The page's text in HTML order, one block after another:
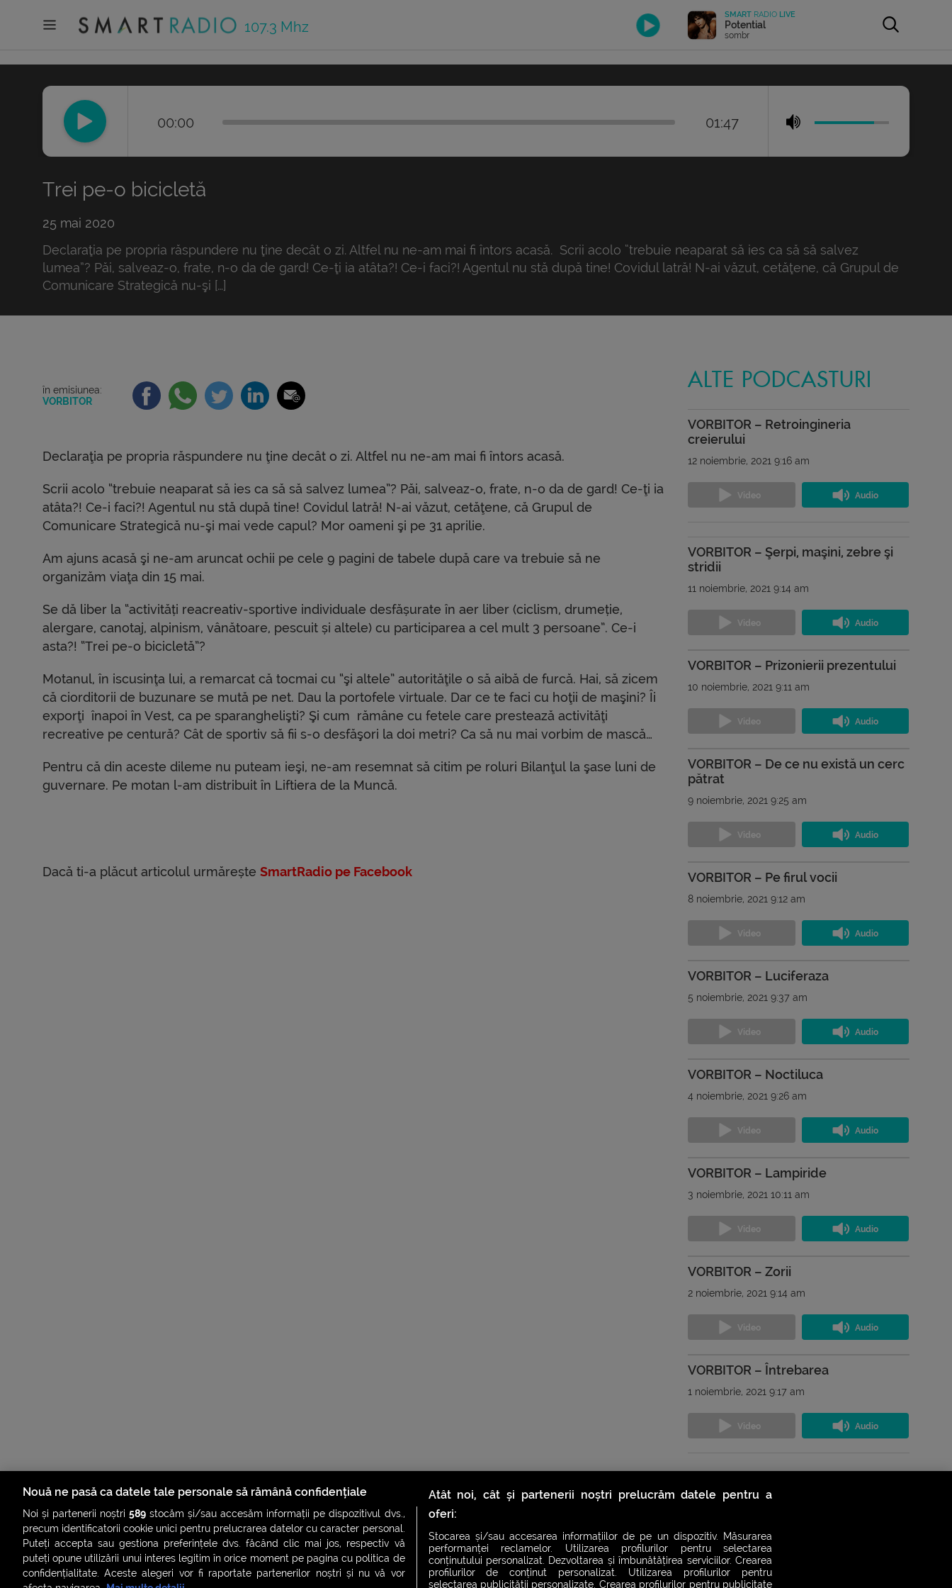
107.3 Mhz
SMART RADIO LIVE
Potential
sombr
00:00 01:47
Trei pe-o bicicletă
25 mai 2020
Declaraţia pe propria răspundere nu ţine decât o zi. Altfel nu ne-am mai fi întors acasă. Scrii acolo “trebuie neaparat să ies ca să să salvez
lumea”? Păi, salveaz-o, frate, n-o da de gard! Ce-ţi ia atâta?! Ce-i faci?! Agentul nu stă după tine! Covidul latră! N-ai văzut, cetăţene, că Grupul de
Comunicare Strategică nu-şi […]
în emisiunea:
VORBITOR
Declaraţia pe propria răspundere nu ţine decât o zi. Altfel nu ne-am mai fi întors acasă.
Scrii acolo “trebuie neaparat să ies ca să să salvez lumea”? Păi, salveaz-o, frate, n-o da de gard! Ce-ţi ia
atâta?! Ce-i faci?! Agentul nu stă după tine! Covidul latră! N-ai văzut, cetăţene, că Grupul de
Comunicare Strategică nu-şi mai vede capul? Mor oameni şi pe 31 aprilie.
Am ajuns acasă şi ne-am aruncat ochii pe cele 9 pagini de tabele după care va trebuie să ne
organizăm viaţa din 15 mai.
Se dă liber la “activități reacreativ-sportive individuale desfășurate în aer liber (ciclism, drumeție,
alergare, canotaj, alpinism, vânătoare, pescuit și altele) cu participarea a cel mult 3 persoane”. Ce-i
asta?! “Trei pe-o bicicletă”?
Motanul, în iscusinţa lui, a remarcat că tocmai cu “şi altele” autorităţile o să aibă de furcă. Hai, să zicem
că ciorditorii de buzunare se mută pe net. Dau la portofele virtuale. Dar ce te faci cu hoţii de maşini? Îi
exporţi înapoi în Vest, ca pe sparanghelişti? Şi cum rămâne cu fetele care prestează activităţi
recreative pe centură? Cât de sportiv să fii s-o desfăşori la doi metri? Ca să nu mai vorbim de mască…
Pentru că din aceste dileme nu puteam ieşi, ne-am resemnat să citim pe roluri Bilanţul la şase luni de
guvernare. Pe motan l-am distribuit în Liftiera de la Muncă.
Dacă ti-a plăcut articolul urmărește SmartRadio pe Facebook
ALTE PODCASTURI
VORBITOR – Retroingineria
creierului
12 noiembrie, 2021 9:16 am
VORBITOR – Şerpi, maşini, zebre şi
stridii
11 noiembrie, 2021 9:14 am
VORBITOR – Prizonierii prezentului
10 noiembrie, 2021 9:11 am
VORBITOR – De ce nu există un cerc
pătrat
9 noiembrie, 2021 9:25 am
VORBITOR – Pe firul vocii
8 noiembrie, 2021 9:12 am
VORBITOR – Luciferaza
5 noiembrie, 2021 9:37 am
VORBITOR – Noctiluca
4 noiembrie, 2021 9:26 am
VORBITOR – Lampiride
3 noiembrie, 2021 10:11 am
VORBITOR – Zorii
2 noiembrie, 2021 9:14 am
VORBITOR – Întrebarea
1 noiembrie, 2021 9:17 am
Vezi toate podcasturile
Nouă ne pasă ca datele tale personale să rămână confidențiale
Noi și partenerii noștri589 stocăm și/sau accesăm informații pe dispozitivul dvs.,
precum identificatorii cookie unici pentru prelucrarea datelor cu caracter personal.
Puteți accepta sau gestiona preferințele dvs. făcând clic mai jos, respectiv vă
puteți opune utilizării unui interes legitim în orice moment pe pagina cu politica de
confidențialitate. Aceste alegeri vor fi raportate partenerilor noștri și nu vă vor
Atât noi, cât și partenerii noștri prelucrăm datele pentru a
oferi:
Stocarea și/sau accesarea informațiilor de pe un dispozitiv. Măsurarea
performanței reclamelor. Utilizarea profilurilor pentru selectarea
conținutului personalizat. Dezvoltarea și îmbunătățirea serviciilor. Crearea
profilurilor de conținut personalizat. Utilizarea profilurilor pentru
selectarea publicității personalizate. Crearea profilurilor pentru publicitate